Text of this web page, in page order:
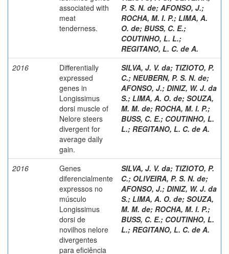
associated with
meat
tenderness.
P. S. N. de; AFONSO, J.;
ROCHA, M. I. P.; LIMA, A.
O. de; BUSS, C. E.;
COUTINHO, L. L.;
REGITANO, L. C. de A.
2016
Differentially
expressed
genes in
Longissimus
dorsi muscle of
Nelore steers
divergent for
average daily
gain.
SILVA, J. V. da; TIZIOTO, P.
C.; NEUBERN, P. S. N. de;
AFONSO, J.; DINIZ, W. J. da
S.; LIMA, A. O. de; SOUZA,
M. M. de; ROCHA, M. I. P.;
BUSS, C. E.; COUTINHO, L.
L.; REGITANO, L. C. de A.
2016
Genes
diferencialmente
expressos no
músculo
Longissimus
dorsi de
novilhos nelore
divergentes
para eficiência
SILVA, J. V. da; TIZIOTO, P.
C.; OLIVEIRA, P. S. N. de;
AFONSO, J.; DINIZ, W. J. da
S.; LIMA, A. O. de; SOUZA,
M. M. de; ROCHA, M. I. P.;
BUSS, C. E.; COUTINHO, L.
L.; REGITANO, L. C. de A.